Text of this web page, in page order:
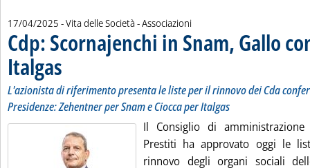
17/04/2025 - Vita delle Società - Associazioni
Cdp: Scornajenchi in Snam, Gallo
Italgas . Sottotitolo: L'azionista di riferimento presenta le liste per il rinnovo dei
. Pubblicata giovedì 17 aprile 2025 alle 14.45.
L'azionista di riferimento presenta le liste per il rinnovo dei Cda
Presidenze: Zehentner per Snam e Ciocca per Italgas
Il Consiglio di
Prestiti ha approvato oggi le
rinnovo degli organi sociali